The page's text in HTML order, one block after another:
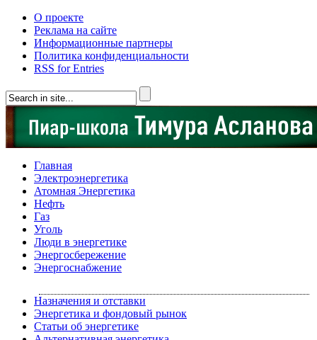
О проекте
Реклама на сайте
Информационные партнеры
Политика конфиденциальности
RSS for Entries
Главная
Электроэнергетика
Атомная Энергетика
Нефть
Газ
Уголь
Люди в энергетике
Энергосбережение
Энергоснабжение
Назначения и отставки
Энергетика и фондовый рынок
Статьи об энергетике